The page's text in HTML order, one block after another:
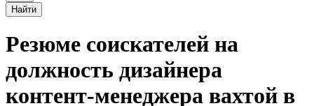
Найти
Резюме соискателей на
должность дизайнера
контент-менеджера вахтой в